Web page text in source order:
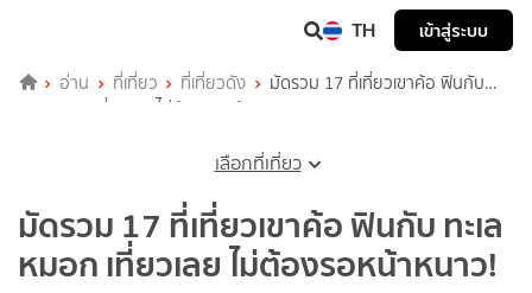
TH เข้าสู่ระบบ
อ่าน ที่เที่ยว ที่เที่ยวดัง
มัดรวม 17 ที่เที่ยวเขาค้อ ฟินกับ
ทะเลหมอก เที่ยวเลย ไม่ต้องรอหน้าหนาว!
เลือกที่เที่ยว
มัดรวม 17 ที่เที่ยวเขาค้อ ฟินกับ ทะเล
หมอก เที่ยวเลย ไม่ต้องรอหน้าหนาว!